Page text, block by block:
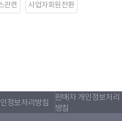
관련 사업자회원전환
정보처리방침
판매자 개인정보처리
방침